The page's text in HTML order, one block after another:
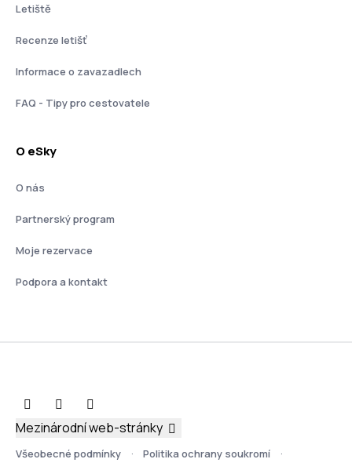
Letiště
Recenze letišť
Informace o zavazadlech
FAQ - Tipy pro cestovatele
O eSky
O nás
Partnerský program
Moje rezervace
Podpora a kontakt
Všeobecné podmínky Politika ochrany soukromí
Mezinárodní web-stránky